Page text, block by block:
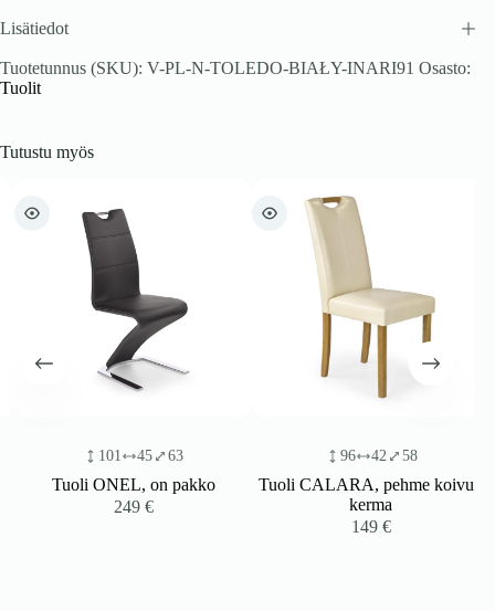
Lisätiedot
Tuotetunnus (SKU): V-PL-N-TOLEDO-BIAŁY-INARI91 Osasto:
Tuolit
Tutustu myös
101 45 63
Tuoli ONEL, on pakko
249€
96 42 58
Tuoli CALARA, pehme koivu /
kerma
149€